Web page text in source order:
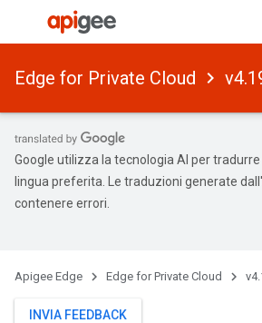
Edge for Private Cloud
Google utilizza la tecnologia AI per
lingua preferita. Le traduzioni generate
contenere errori.
Apigee Edge Edge for Private Cloud
INVIA FEEDBACK